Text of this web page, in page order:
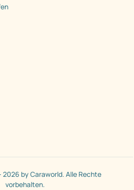
by Caraworld. Alle Rechte
vorbehalten.